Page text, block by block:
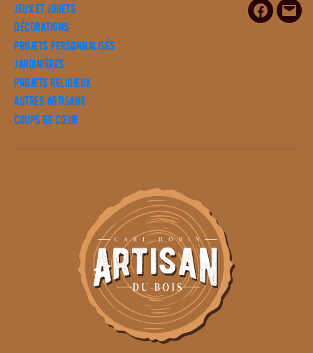
Jeux et Jouets
Décorations
Projets personnalisés
Jardinières
Projets religieux
Autres artisans
Coups de cœur
FacebookE-